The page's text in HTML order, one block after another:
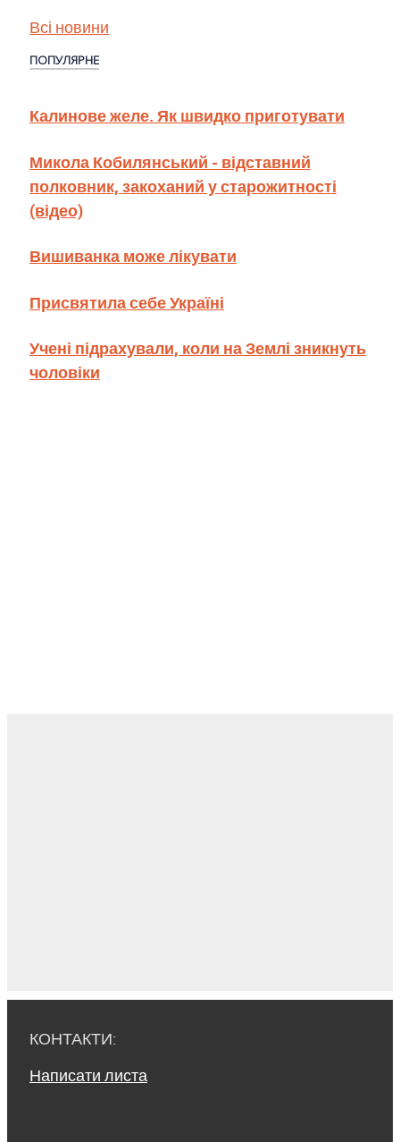
Всі новини
ПОПУЛЯРНЕ
Калинове желе. Як швидко приготувати
Микола Кобилянський - відставний
полковник, закоханий у старожитності
(відео)
Вишиванка може лікувати
Присвятила себе Україні
Учені підрахували, коли на Землі зникнуть
чоловіки
КОНТАКТИ:
Написати листа